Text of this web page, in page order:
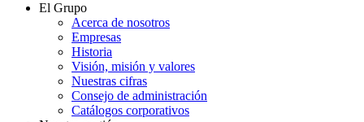
El Grupo
Acerca de nosotros
Empresas
Historia
Visión, misión y valores
Nuestras cifras
Consejo de administración
Catálogos corporativos